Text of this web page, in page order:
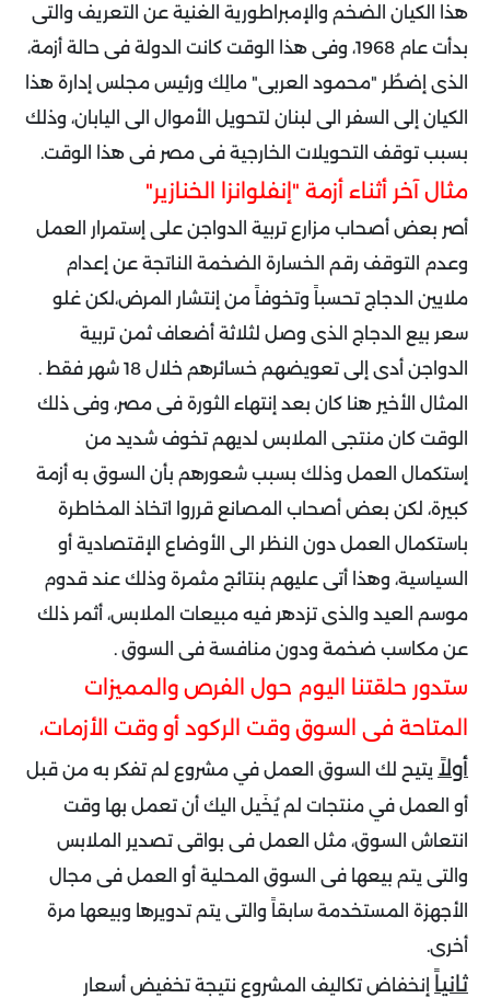
هذا الكيان الضخم والإمبراطورية الغنية عن التعريف والتى
بدأت عام 1968، وفى هذا الوقت كانت الدولة فى حالة أزمة،
الذى إضطُر "محمود العربى" مالِك ورئيس مجلس إدارة هذا
الكيان إلى السفر الى لبنان لتحويل الأموال الى اليابان، وذلك
بسبب توقف التحويلات الخارجية فى مصر فى هذا الوقت.
مثال آخر أثناء أزمة "إنفلوانزا الخنازير"
أصر بعض أصحاب مزارع تربية الدواجن على إستمرار العمل
وعدم التوقف رقم الخسارة الضخمة الناتجة عن إعدام
ملايين الدجاج تحسباً وتخوفاً من إنتشار المرض،لكن غلو
سعر بيع الدجاج الذى وصل لثلاثة أضعاف ثمن تربية
الدواجن أدى إلى تعويضهم خسائرهم خلال 18 شهر فقط .
المثال الأخير هنا كان بعد إنتهاء الثورة فى مصر، وفى ذلك
الوقت كان منتجى الملابس لديهم تخوف شديد من
إستكمال العمل وذلك بسبب شعورهم بأن السوق به أزمة
كبيرة، لكن بعض أصحاب المصانع قرروا اتخاذ المخاطرة
باستكمال العمل دون النظر الى الأوضاع الإقتصادية أو
السياسية، وهذا أتى عليهم بنتائج مثمرة وذلك عند قدوم
موسم العيد والذى تزدهر فيه مبيعات الملابس، أثمر ذلك
عن مكاسب ضخمة ودون منافسة فى السوق .
ستدور حلقتنا اليوم حول الفرص والمميزات
المتاحة فى السوق وقت الركود أو وقت الأزمات،
أولاً يتيح لك السوق العمل في مشروع لم تفكر به من قبل
أو العمل في منتجات لم يُخَيل اليك أن تعمل بها وقت
انتعاش السوق، مثل العمل فى بواقى تصدير الملابس
والتى يتم بيعها فى السوق المحلية أو العمل فى مجال
الأجهزة المستخدمة سابقاً والتى يتم تدويرها وبيعها مرة
أخرى.
ثانياً إنخفاض تكاليف المشروع نتيجة تخفيض أسعار